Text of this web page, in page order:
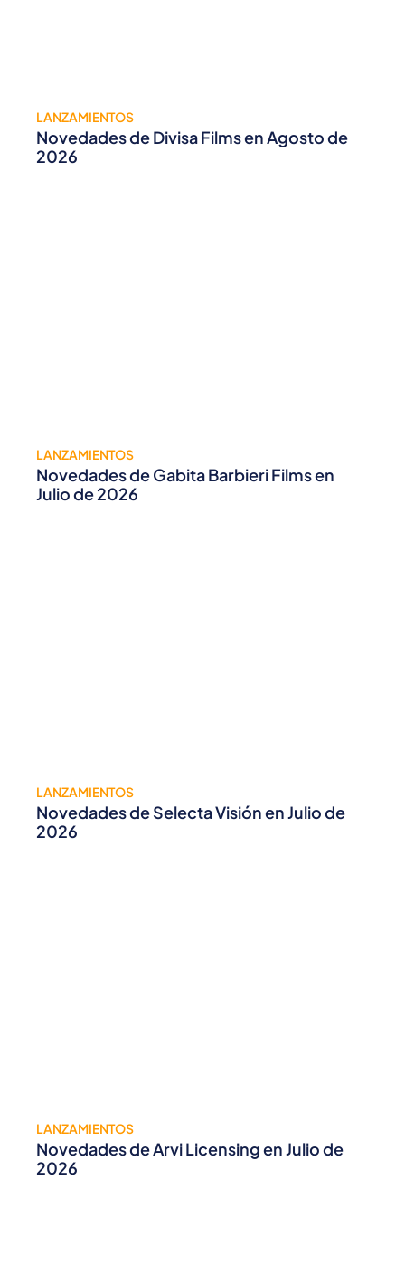
LANZAMIENTOS
Novedades de Divisa Films en Agosto de
2026
LANZAMIENTOS
Novedades de Gabita Barbieri Films en
Julio de 2026
LANZAMIENTOS
Novedades de Selecta Visión en Julio de
2026
LANZAMIENTOS
Novedades de Arvi Licensing en Julio de
2026